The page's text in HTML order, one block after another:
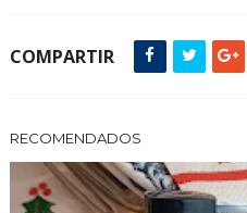
COMPARTIR
RECOMENDADOS